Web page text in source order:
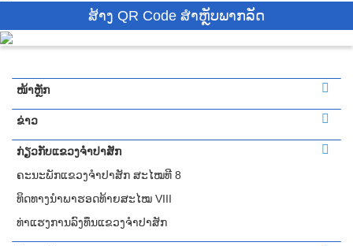
ສ້າງ QR Code ສຳຫຼັບພາກລັດ
ໜ້າຫຼັກ
ຂ່າວ
ກ່ຽວກັບແຂວງຈຳປາສັກ
ຄະນະພັກແຂວງຈຳປາສັກ ສະໄໝທີ 8
ທິດທາງນໍາພາຮອດທ້າຍສະໄໝ VIII
ທ່າແຮງການລົງທຶນແຂວງຈໍາປາສັກ